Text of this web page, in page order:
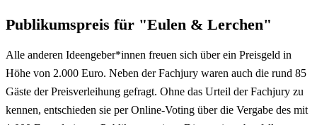
Publikumspreis für "Eulen & Lerchen"
Alle anderen Ideengeber*innen freuen sich über ein Preisgeld in
Höhe von 2.000 Euro. Neben der Fachjury waren auch die rund 85
Gäste der Preisverleihung gefragt. Ohne das Urteil der Fachjury zu
kennen, entschieden sie per Online-Voting über die Vergabe des mit